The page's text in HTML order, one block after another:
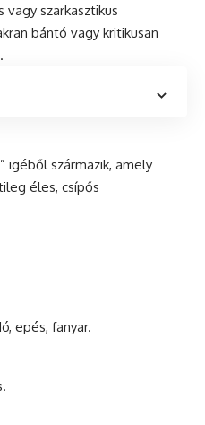
vagy szarkasztikus
bántó vagy kritikusan
igéből származik, amely
éles, csípős
epés, fanyar.